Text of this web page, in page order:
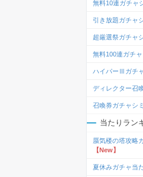
無料10連ガチャ
引き放題ガチャ
超厳選祭ガチャ
無料100連ガチャ
ハイパーⅢガチ
ディレクター召
召喚券ガチャシ
当たりラン
蜃気楼の塔攻略
【New】
夏休みガチャ当